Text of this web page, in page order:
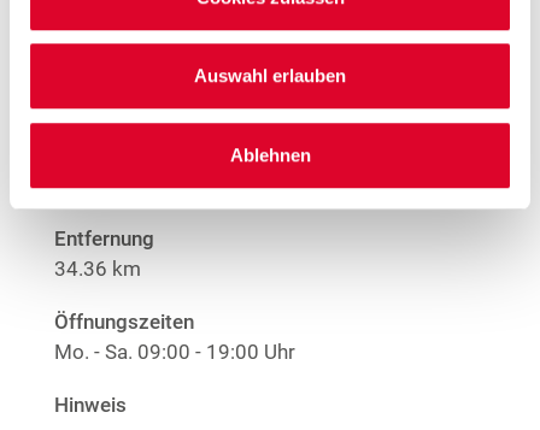
Auswahl erlauben
Ablehnen
Woolworth – Homberg (Efze)
34576 Homberg
Entfernung
34.36 km
Öffnungszeiten
Mo. - Sa. 09:00 - 19:00 Uhr
Hinweis